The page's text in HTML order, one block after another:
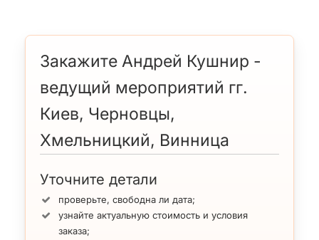
Закажите Андрей Кушнир -
ведущий мероприятий гг.
Киев, Черновцы,
Хмельницкий, Винница
Уточните детали
проверьте, свободна ли дата;
узнайте актуальную стоимость и условия
заказа;